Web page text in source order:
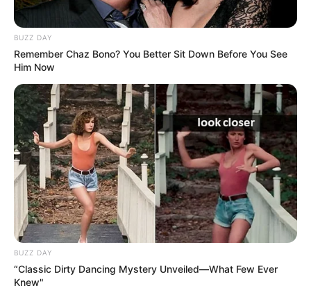
BUZZ DAY
Remember Chaz Bono? You Better Sit Down Before You See
Him Now
BUZZ DAY
“Classic Dirty Dancing Mystery Unveiled—What Few Ever
Knew"